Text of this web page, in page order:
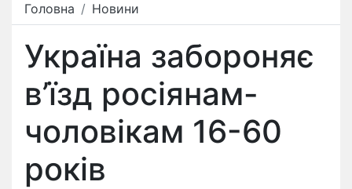
Головна Новини
Україна забороняє
в’їзд росіянам-
чоловікам 16-60
років